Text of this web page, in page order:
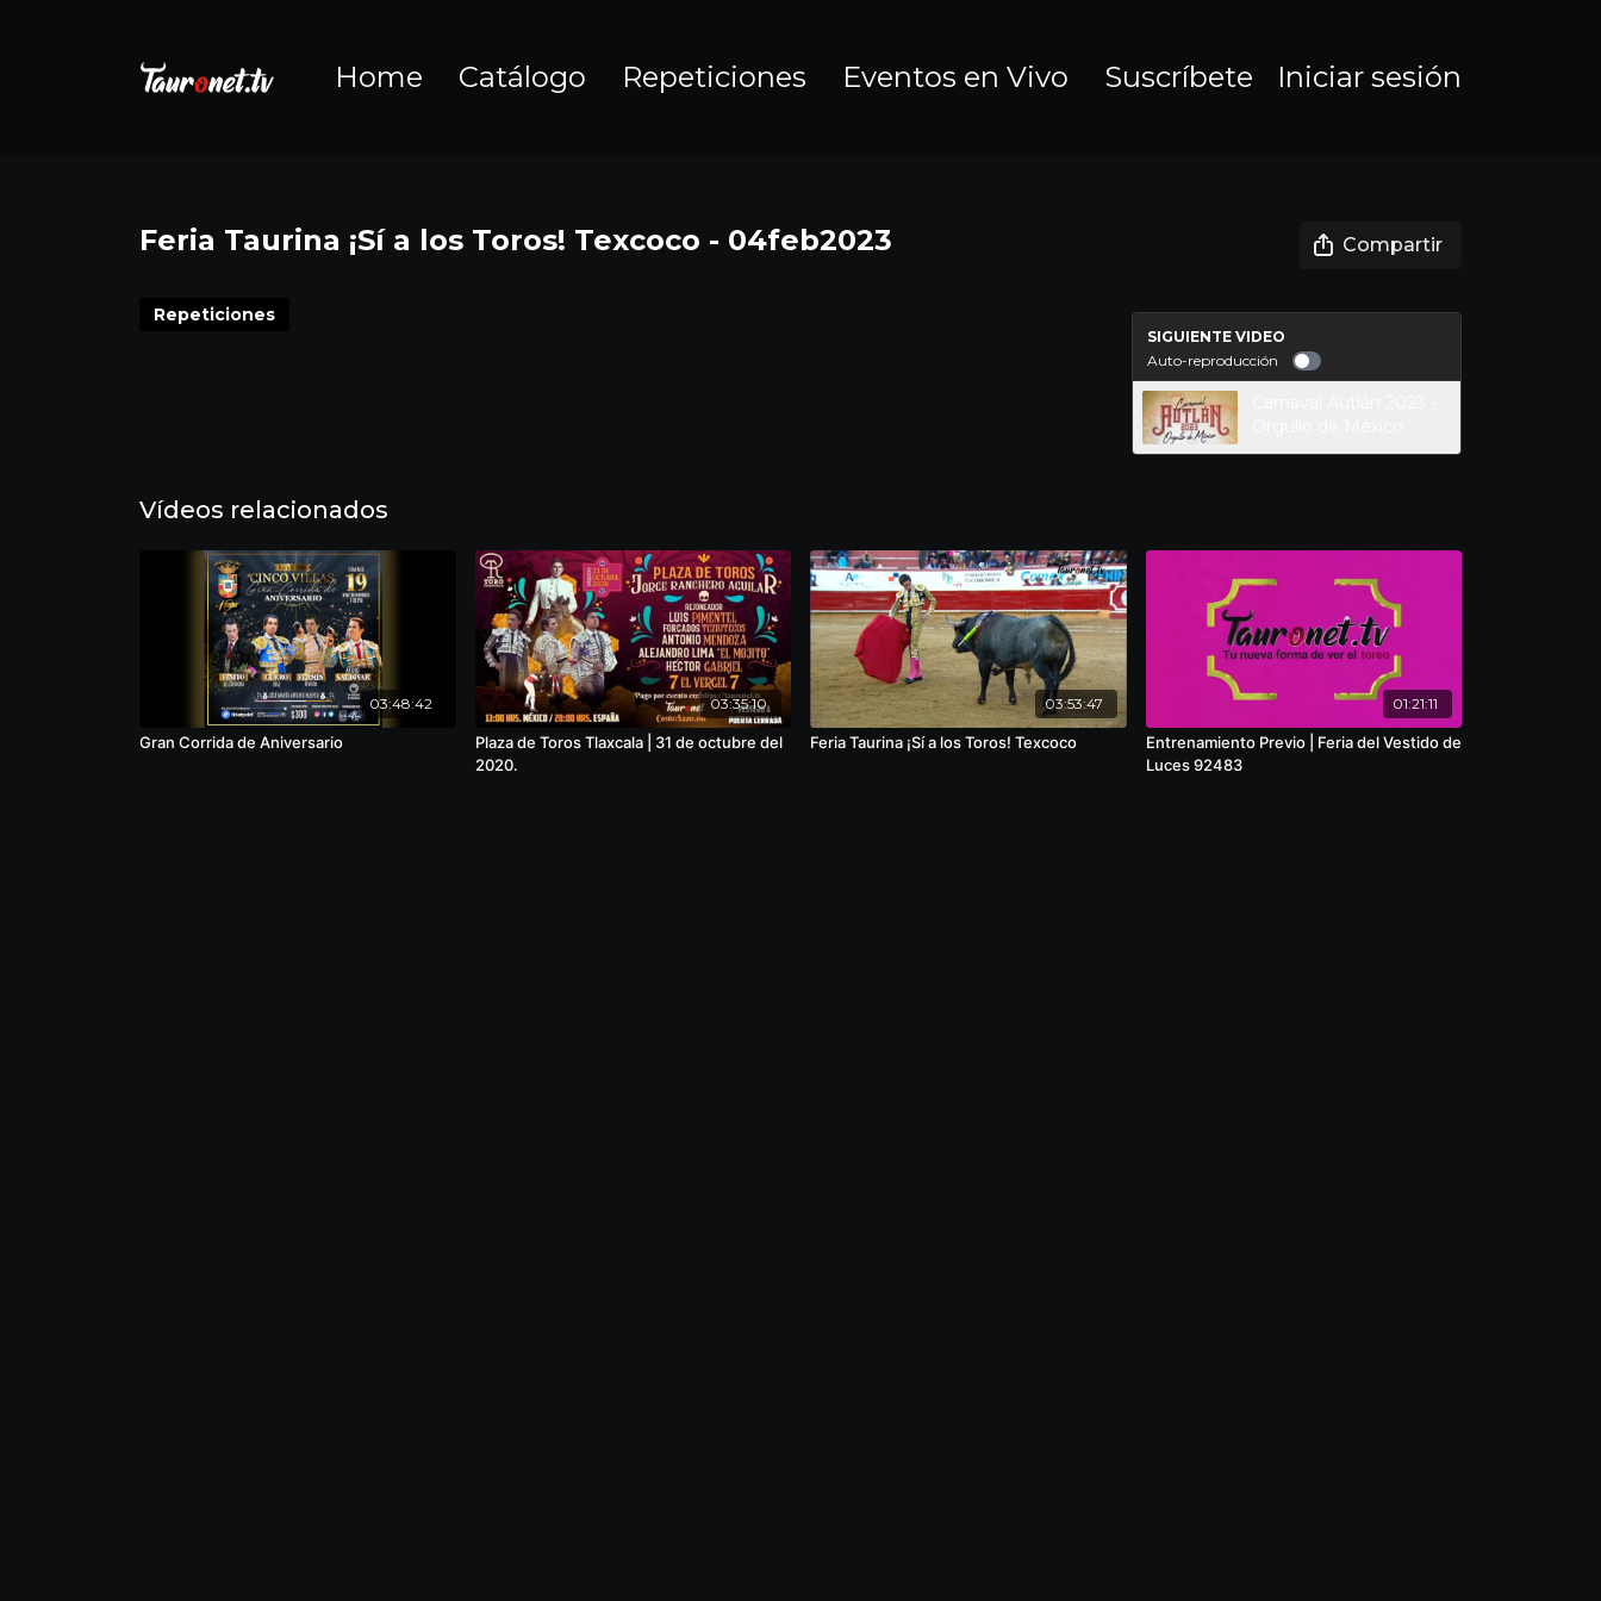
Home Catálogo Repeticiones Eventos en Vivo Suscríbete Iniciar sesión
Feria Taurina ¡Sí a los Toros! Texcoco - 04feb2023 Compartir
Repeticiones
SIGUIENTE VIDEO
Auto-reproducción
Vídeos relacionados
03:48:42
Gran Corrida de Aniversario
03:35:10
Plaza de Toros Tlaxcala | 31 de octubre del
2020.
03:53:47
Feria Taurina ¡Sí a los Toros! Texcoco
01:21:11
Entrenamiento Previo | Feria del Vestido de
Luces 92483